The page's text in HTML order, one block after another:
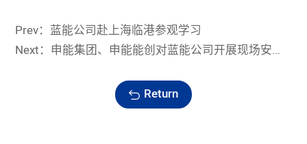
Prev：蓝能公司赴上海临港参观学习
Next：申能集团、申能能创对蓝能公司开展现场安全检查
Return